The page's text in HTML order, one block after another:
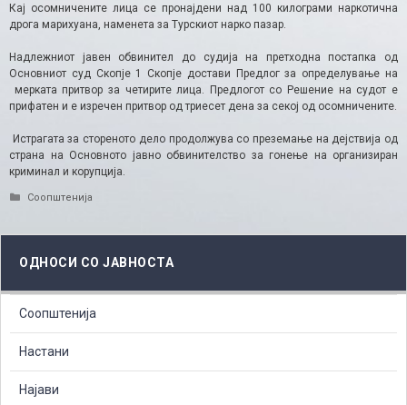
Кај осомничените лица се пронајдени над 100 килограми наркотична
дрога марихуана, наменета за Турскиот нарко пазар.
Надлежниот јавен обвинител до судија на претходна постапка од
Основниот суд Скопје 1 Скопје достави Предлог за определување на
мерката притвор за четирите лица. Предлогот со Решение на судот е
прифатен и е изречен притвор од триесет дена за секој од осомничените.
Истрагата за стореното дело продолжува со преземање на дејствија од
страна на Основното јавно обвинителство за гонење на организиран
криминал и корупција.
Categories
Соопштенија
ОДНОСИ СО ЈАВНОСТА
Соопштенија
Настани
Најави